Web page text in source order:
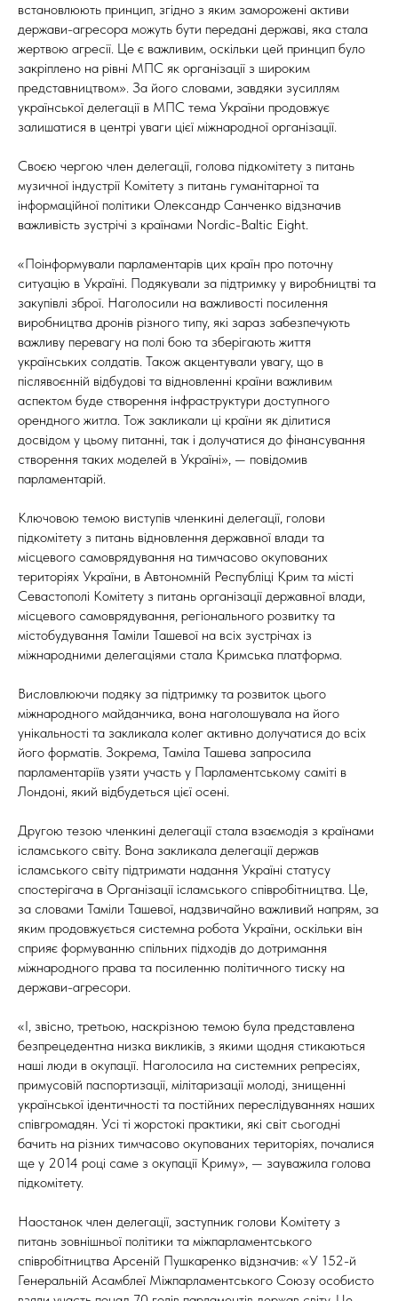
встановлюють принцип, згідно з яким заморожені активи
держави-агресора можуть бути передані державі, яка стала
жертвою агресії. Це є важливим, оскільки цей принцип було
закріплено на рівні МПС як організації з широким
представництвом». За його словами, завдяки зусиллям
української делегації в МПС тема України продовжує
залишатися в центрі уваги цієї міжнародної організації.
Своєю чергою член делегації, голова підкомітету з питань
музичної індустрії Комітету з питань гуманітарної та
інформаційної політики Олександр Санченко відзначив
важливість зустрічі з країнами Nordic-Baltic Eight.
«Поінформували парламентарів цих країн про поточну
ситуацію в Україні. Подякували за підтримку у виробництві та
закупівлі зброї. Наголосили на важливості посилення
виробництва дронів різного типу, які зараз забезпечують
важливу перевагу на полі бою та зберігають життя
українських солдатів. Також акцентували увагу, що в
післявоєнній відбудові та відновленні країни важливим
аспектом буде створення інфраструктури доступного
орендного житла. Тож закликали ці країни як ділитися
досвідом у цьому питанні, так і долучатися до фінансування
створення таких моделей в Україні», — повідомив
парламентарій.
Ключовою темою виступів членкині делегації, голови
підкомітету з питань відновлення державної влади та
місцевого самоврядування на тимчасово окупованих
територіях України, в Автономній Республіці Крим та місті
Севастополі Комітету з питань організації державної влади,
місцевого самоврядування, регіонального розвитку та
містобудування Таміли Ташевої на всіх зустрічах із
міжнародними делегаціями стала Кримська платформа.
Висловлюючи подяку за підтримку та розвиток цього
міжнародного майданчика, вона наголошувала на його
унікальності та закликала колег активно долучатися до всіх
його форматів. Зокрема, Таміла Ташева запросила
парламентаріїв узяти участь у Парламентському саміті в
Лондоні, який відбудеться цієї осені.
Другою тезою членкині делегації стала взаємодія з країнами
ісламського світу. Вона закликала делегації держав
ісламського світу підтримати надання Україні статусу
спостерігача в Організації ісламського співробітництва. Це,
за словами Таміли Ташевої, надзвичайно важливий напрям, за
яким продовжується системна робота України, оскільки він
сприяє формуванню спільних підходів до дотримання
міжнародного права та посиленню політичного тиску на
держави-агресори.
«І, звісно, третьою, наскрізною темою була представлена
безпрецедентна низка викликів, з якими щодня стикаються
наші люди в окупації. Наголосила на системних репресіях,
примусовій паспортизації, мілітаризації молоді, знищенні
української ідентичності та постійних переслідуваннях наших
співгромадян. Усі ті жорстокі практики, які світ сьогодні
бачить на різних тимчасово окупованих територіях, почалися
ще у 2014 році саме з окупації Криму», — зауважила голова
підкомітету.
Наостанок член делегації, заступник голови Комітету з
питань зовнішньої політики та міжпарламентського
співробітництва Арсеній Пушкаренко відзначив: «У 152-й
Генеральній Асамблеї Міжпарламентського Союзу особисто